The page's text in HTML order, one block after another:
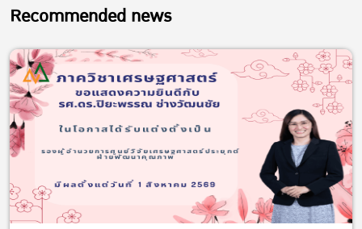
Recommended news